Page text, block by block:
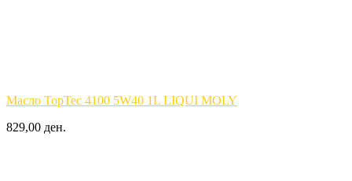
Масло TopTec 4100 5W40 1L LIQUI MOLY
829,00 ден.